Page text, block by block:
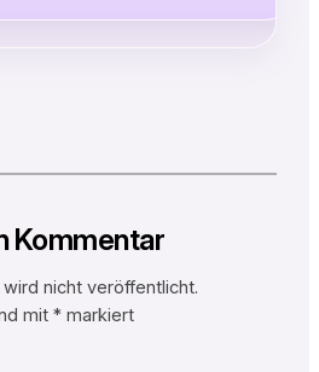
Kommentar
nicht veröffentlicht.
mit *markiert